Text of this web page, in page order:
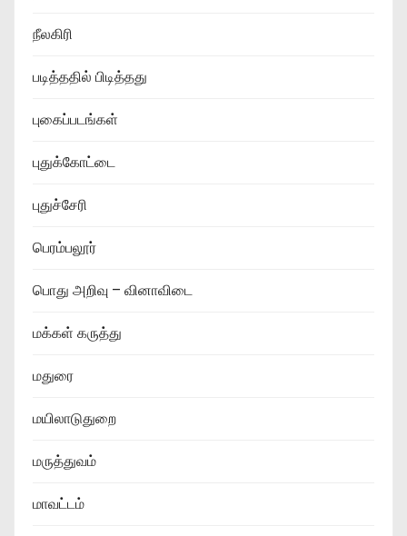
நீலகிரி
படித்ததில் பிடித்தது
புகைப்படங்கள்
புதுக்கோட்டை
புதுச்சேரி
பெரம்பலூர்
பொது அறிவு – வினாவிடை
மக்கள் கருத்து
மதுரை
மயிலாடுதுறை
மருத்துவம்
மாவட்டம்